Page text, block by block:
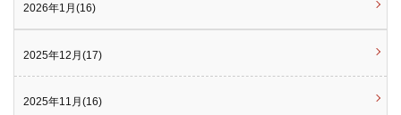
2026年1月(16)
2025年12月(17)
2025年11月(16)